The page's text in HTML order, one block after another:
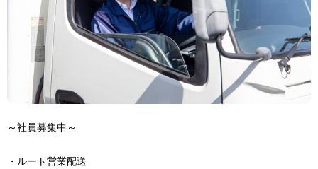
～社員募集中～
・ルート営業配送